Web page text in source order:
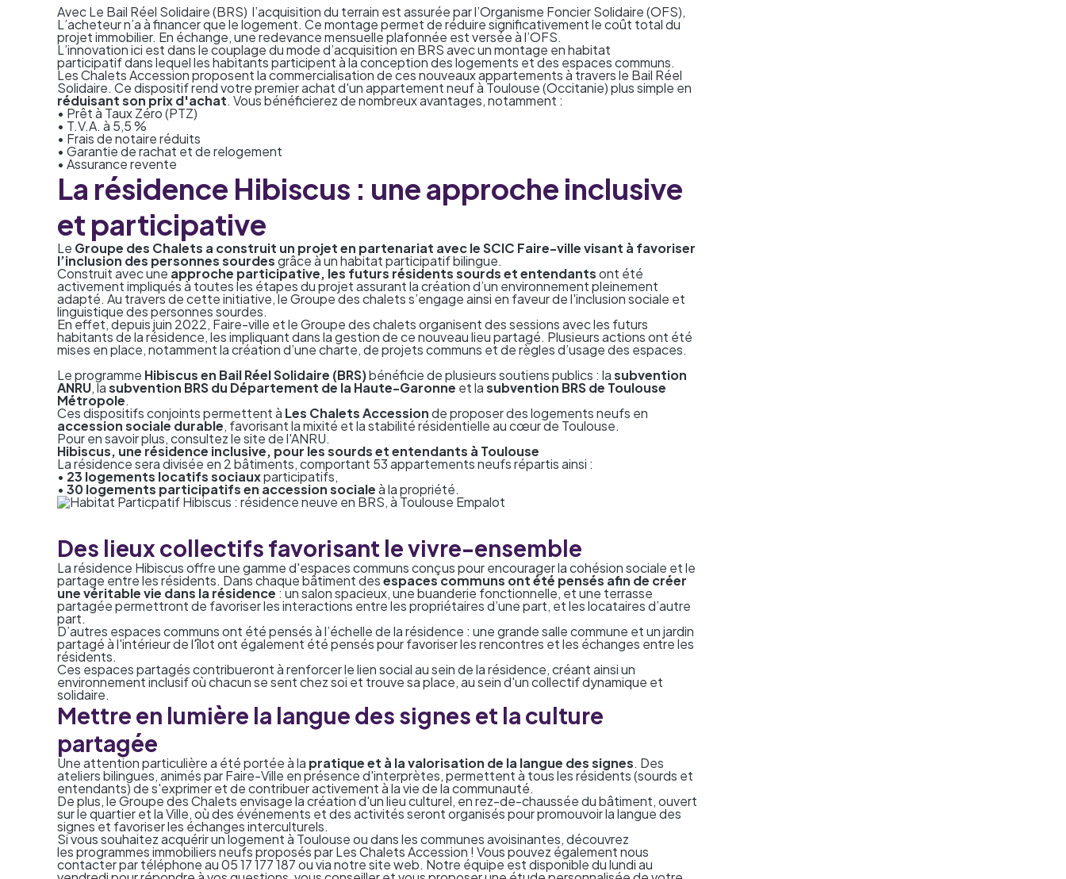
Avec Le Bail Réel Solidaire (BRS) l’acquisition du terrain est assurée par l’Organisme Foncier Solidaire (OFS),
L’acheteur n’a à financer que le logement. Ce montage permet de réduire significativement le coût total du
projet immobilier. En échange, une redevance mensuelle plafonnée est versée à l’OFS.
L’innovation ici est dans le couplage du mode d’acquisition en BRS avec un montage en habitat
participatifdans lequel les habitants participent à la conception des logements et des espaces communs.
Les Chalets Accession proposent la commercialisation de ces nouveaux appartements à travers le Bail Réel
Solidaire. Ce dispositif rend votre premier achat d'un appartement neuf à Toulouse (Occitanie) plus simple en
réduisant son prix d'achat. Vous bénéficierez de nombreux avantages, notamment :
• Prêt à Taux Zéro (PTZ)
• T.V.A. à 5,5 %
• Frais de notaire réduits
• Garantie de rachat et de relogement
• Assurance revente
La résidence Hibiscus : une approche inclusive
et participative
Le Groupe des Chalets a construit un projet en partenariat avec leSCIC Faire-villevisant à favoriser
l’inclusion des personnes sourdesgrâce à unhabitat participatif bilingue.
Construit avec une approche participative, les futurs résidents sourds et entendantsont été
activement impliqués à toutes les étapes du projet assurant la création d’un environnement pleinement
adapté. Au travers de cette initiative, le Groupe des chalets s’engage ainsi en faveur de l'inclusion sociale et
linguistique des personnes sourdes.
En effet, depuis juin 2022, Faire-ville et le Groupe des chalets organisent des sessions avec les futurs
habitants de la résidence, les impliquant dans la gestion de ce nouveau lieu partagé. Plusieurs actions ont été
mises en place, notamment la création d’une charte, de projets communs et de règles d’usage des espaces.
Le programme Hibiscus en Bail Réel Solidaire (BRS)bénéficie de plusieurs soutiens publics : lasubvention
ANRU, lasubvention BRS du Département de la Haute-Garonne et lasubvention BRS de Toulouse
Métropole.
Ces dispositifs conjoints permettent à Les Chalets Accessionde proposer des logements neufs en
accession sociale durable, favorisant la mixité et la stabilité résidentielle au cœur de Toulouse.
Pour en savoir plus,consultez le site de l'ANRU.
Hibiscus, une résidence inclusive, pour les sourds et entendants à Toulouse
La résidence sera divisée en 2 bâtiments, comportant 53 appartements neufs répartis ainsi :
• 23 logements locatifs sociauxparticipatifs,
• 30 logements participatifs en accession socialeà la propriété.
Des lieux collectifs favorisant le vivre-ensemble
La résidence Hibiscus offre une gamme d'espaces communs conçus pour encourager la cohésion sociale et le
partage entre les résidents. Dans chaque bâtiment desespaces communs ont été pensés afin de créer
une véritable vie dans la résidence : un salon spacieux, une buanderie fonctionnelle, et une terrasse
partagée permettront de favoriser les interactions entre les propriétaires d’une part, et les locataires d’autre
part.
D’autres espaces communs ont été pensés à l’échelle de la résidence : une grande salle commune et un jardin
partagé à l'intérieur de l'îlot ont également été pensés pour favoriser les rencontres et les échanges entre les
résidents.
Ces espaces partagés contribueront à renforcer le lien social au sein de la résidence, créant ainsi un
environnement inclusif où chacun se sent chez soi et trouve sa place, au sein d'un collectif dynamique et
solidaire.
Mettre en lumière la langue des signes et la culture
partagée
Une attention particulière a été portée à la pratique et à la valorisation de la langue des signes. Des
ateliers bilingues, animés par Faire-Ville en présence d'interprètes, permettent à tous les résidents (sourds et
entendants) de s'exprimer et de contribuer activement à la vie de la communauté.
De plus, le Groupe des Chalets envisage la création d'un lieu culturel, en rez-de-chaussée du bâtiment, ouvert
sur le quartier et la Ville, où des événements et des activités seront organisés pour promouvoir la langue des
signes et favoriser les échanges interculturels.
Si vous souhaitez acquérir un logement à Toulouse ou dans les communes avoisinantes, découvrez
lesprogrammes immobiliers neufs proposés par Les Chalets Accession ! Vous pouvez également nous
contacter par téléphone au 05 17 177 187 ouvia notre site web. Notre équipe est disponible du lundi au